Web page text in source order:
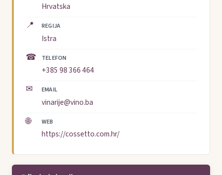
Hrvatska
📍 REGIJA
Istra
☎ TELEFON
+385 98 366 464
✉ EMAIL
vinarije@vino.ba
🌐 WEB
https://cossetto.com.hr/